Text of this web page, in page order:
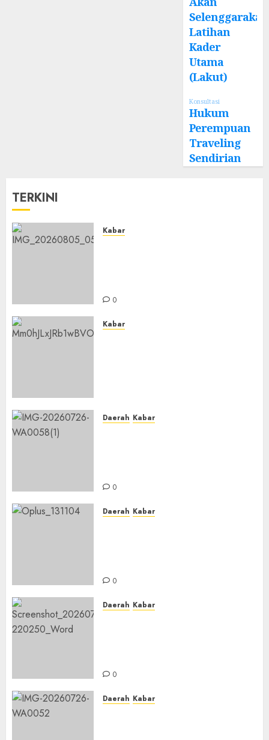
Selenggarakan
Latihan
Kader
Utama
(Lakut)
Konsultasi
Hukum
Perempuan
Traveling
Sendirian
TERKINI
Kabar
0
Kabar
Daerah Kabar
0
Daerah Kabar
0
Daerah Kabar
0
Daerah Kabar